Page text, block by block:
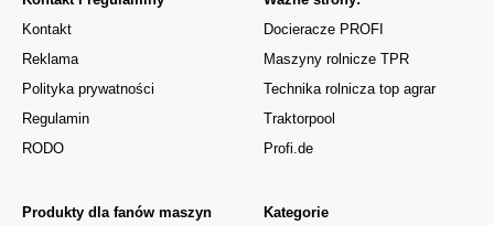
Kontakt
Reklama
Polityka prywatności
Regulamin
RODO
Kategorie
Produkty dla fanów maszyn
Docieracze PROFI
Maszyny rolnicze TPR
Technika rolnicza top agrar
Traktorpool
Profi.de